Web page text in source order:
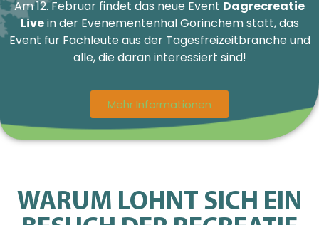
Am 12. Februar findet das neue Event Dagrecreatie
Livein der Evenementenhal Gorinchem statt, das
Event für Fachleute aus der Tagesfreizeitbranche und
alle, die daran interessiert sind!
Mehr Informationen
WARUM LOHNT SICH EIN